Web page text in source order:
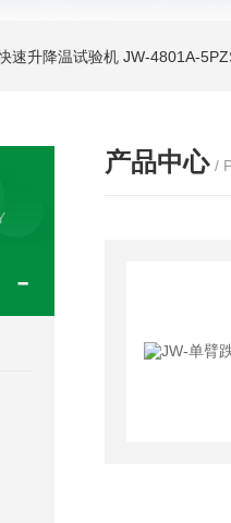
速升降温试验机 JW-4801A-
产品中心 /